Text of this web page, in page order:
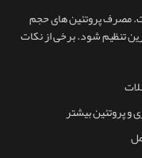
مصرف پروتئین های حجم
تنظیم شود. برخی از نکات
و پروتئین بیشتر